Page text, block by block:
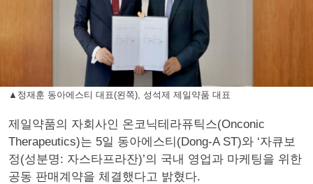
▲정재훈 동아에스티 대표(왼쪽), 성석제 제일약품 대표
제일약품의 자회사인 온코닉테라퓨틱스(Onconic
Therapeutics)는 5일 동아에스티(Dong-A ST)와 ‘자큐보
정(성분명: 자스타프라잔)’의 국내 영업과 마케팅을 위한
공동 판매계약을 체결했다고 밝혔다.